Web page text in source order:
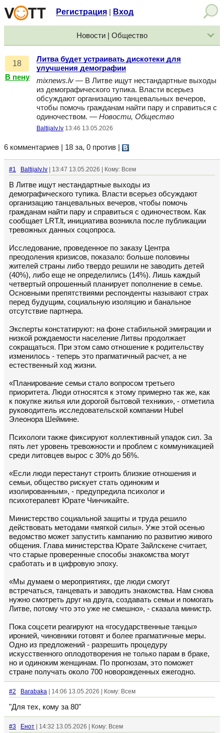
Регистрация Вход
Новости | Общество
18
В пену
Литва будет устраивать дискотеки для
улучшения демографии
mixnews.lv — В Литве ищут нестандартные выходы
из демографического тупика. Власти всерьез
обсуждают организацию танцевальных вечеров,
чтобы помочь гражданам найти пару и справиться с
одиночеством. — Новости, Общество
Baltijalv.lv 13:46 13.05.2026
6 комментариев | 18 за, 0 против
#1 Baltijalv.lv | 13:47 13.05.2026 | Кому: Всем
В Литве ищут нестандартные выходы из
демографического тупика. Власти всерьез обсуждают
организацию танцевальных вечеров, чтобы помочь
гражданам найти пару и справиться с одиночеством. Как
сообщает LRT.lt, инициатива возникла после публикации
тревожных данных соцопроса.
Исследование, проведенное по заказу Центра
преодоления кризисов, показало: больше половины
жителей страны либо твердо решили не заводить детей
(40%), либо еще не определились (14%). Лишь каждый
четвертый опрошенный планирует пополнение в семье.
Основными препятствиями респонденты называют страх
перед будущим, социальную изоляцию и банальное
отсутствие партнера.
Эксперты констатируют: на фоне стабильной эмиграции и
низкой рождаемости население Литвы продолжает
сокращаться. При этом само отношение к родительству
изменилось - теперь это прагматичный расчет, а не
естественный ход жизни.
«Планирование семьи стало вопросом третьего
приоритета. Люди относятся к этому примерно так же, как
к покупке жилья или дорогой бытовой техники», - отметила
руководитель исследовательской компании Hubel
Элеонора Шеймине.
Психологи также фиксируют коллективный упадок сил. За
пять лет уровень тревожности и проблем с коммуникацией
среди литовцев вырос с 30% до 56%.
«Если люди перестанут строить близкие отношения и
семьи, общество рискует стать одиноким и
изолированным», - предупредила психолог и
психотерапевт Юрате Чинчикайте.
Министерство социальной защиты и труда решило
действовать методами «мягкой силы». Уже этой осенью
ведомство может запустить кампанию по развитию живого
общения. Глава министерства Юрате Зайлскене считает,
что старые проверенные способы знакомства могут
сработать и в цифровую эпоху.
«Мы думаем о мероприятиях, где люди смогут
встречаться, танцевать и заводить знакомства. Нам снова
нужно смотреть друг на друга, создавать семьи и помогать
Литве, потому что это уже не смешно», - сказала министр.
Пока соцсети реагируют на «государственные танцы»
иронией, чиновники готовят и более прагматичные меры.
Одно из предложений - разрешить процедуру
искусственного оплодотворения не только парам в браке,
но и одиноким женщинам. По прогнозам, это поможет
стране получать около 700 новорожденных ежегодно.
#2 Barabaka | 14:06 13.05.2026 | Кому: Всем
"Для тех, кому за 80"
#3 Енот | 14:32 13.05.2026 | Кому: Всем